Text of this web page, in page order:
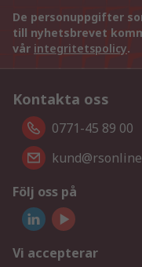
De personuppgifter
till nyhetsbrevet
vår integritetspolicy.
Kontakta oss
0771-45 89 00
Följ oss på
Vi accepterar